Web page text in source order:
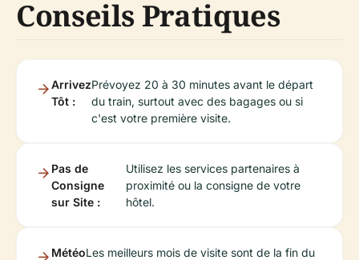
Conseils Pratiques
Arrivez
Tôt :
Prévoyez 20 à 30 minutes avant le départ
du train, surtout avec des bagages ou si
c'est votre première visite.
Pas de
Consigne
sur Site :
Utilisez les services partenaires à
proximité ou la consigne de votre
hôtel.
MétéoLes meilleurs mois de visite sont de la fin du